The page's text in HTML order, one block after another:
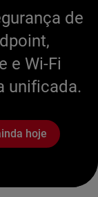
de
e Wi-Fi
unificada.
hoje